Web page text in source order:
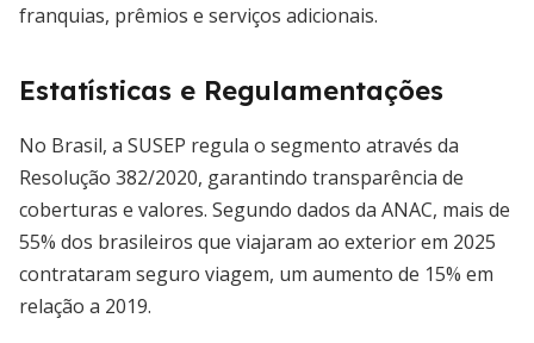
franquias, prêmios e serviços adicionais.
Estatísticas e Regulamentações
No Brasil, a SUSEP regula o segmento através da
Resolução 382/2020, garantindo transparência de
coberturas e valores. Segundo dados da ANAC, mais de
55% dos brasileiros que viajaram ao exterior em 2025
contrataram seguro viagem, um aumento de 15% em
relação a 2019.